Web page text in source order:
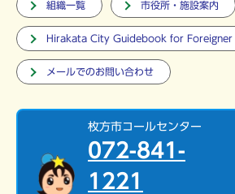
組織一覧 市役所・施設案内
Hirakata City Guidebook for Foreigner
メールでのお問い合わせ
枚方市コールセンター
072-841-
1221